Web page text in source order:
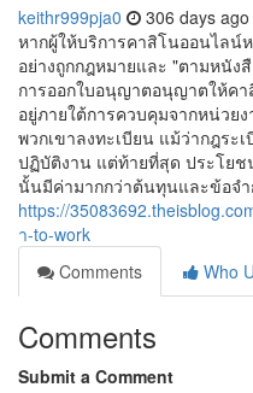
keithr999pja0 306 days ago
หากผู้ให้บริการคาสิโนออนไลน์
อย่างถูกกฎหมายและ "ตามหนัง
การออกใบอนุญาตอนุญาตให้คา
อยู่ภายใต้การควบคุมจากหน่วย
พวกเขาลงทะเบียน แม้ว่ากฎระ
ปฏิบัติงาน แต่ท้ายที่สุด ประโยช
นั้นมีค่ามากกว่าต้นทุนและข้อจำ
https://
า-to-work
Comments
Who
Comments
Submit a Comment